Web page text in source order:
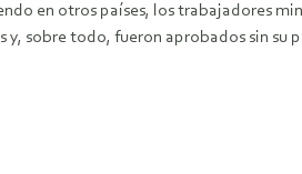
en otros países, los trabajadores
y, sobre todo, fueron aprobados sin su